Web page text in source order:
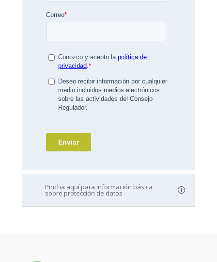
Pincha aquí para información básica
sobre protección de datos